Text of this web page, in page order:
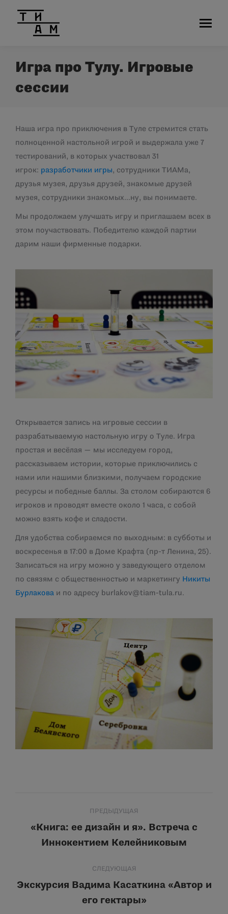
Игра про Тулу. Игровые
сессии
Наша игра про приключения в Туле стремится стать
полноценной настольной игрой и выдержала уже 7
тестирований, в которых участвовал 31
игрок: разработчики игры, сотрудники ТИАМа,
друзья музея, друзья друзей, знакомые друзей
музея, сотрудники знакомых…ну, вы понимаете.
Мы продолжаем улучшать игру и приглашаем всех в
этом поучаствовать. Победителю каждой партии
дарим наши фирменные подарки.
Открывается запись на игровые сессии в
разрабатываемую настольную игру о Туле. Игра
простая и весёлая — мы исследуем город,
рассказываем истории, которые приключились с
нами или нашими близкими, получаем городские
ресурсы и победные баллы. За столом собираются 6
игроков и проводят вместе около 1 часа, с собой
можно взять кофе и сладости.
Для удобства собираемся по выходным: в субботы и
воскресенья в 17:00 в Доме Крафта (пр-т Ленина, 25).
Записаться на игру можно у заведующего отделом
по связям с общественностью и маркетингу Никиты
Бурлакова и по адресу burlakov@tiam-tula.ru.
по
записям
ПРЕДЫДУЩАЯ
«Книга: ее дизайн и я». Встреча с
Иннокентием Келейниковым
СЛЕДУЮЩАЯ
запись:
Экскурсия Вадима Касаткина «Автор и
его гектары»